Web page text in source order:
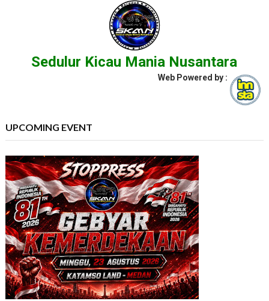
Sedulur Kicau Mania Nusantara
Web Powered by :
UPCOMING EVENT